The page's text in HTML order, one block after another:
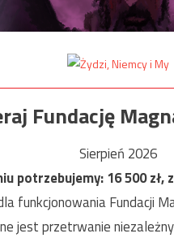
Fundację
Sierpień 2026
potrzebujemy:16 500zł,
funkcjonowania Fundacji
jest przetrwanie